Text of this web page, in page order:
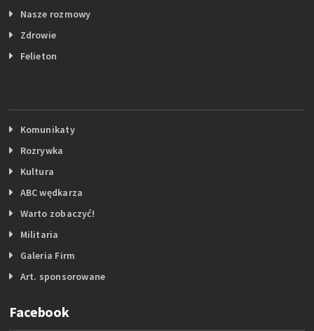
Nasze rozmowy
Zdrowie
Felieton
Komunikaty
Rozrywka
Kultura
ABC wędkarza
Warto zobaczyć!
Militaria
Galeria Firm
Art. sponsorowane
Facebook